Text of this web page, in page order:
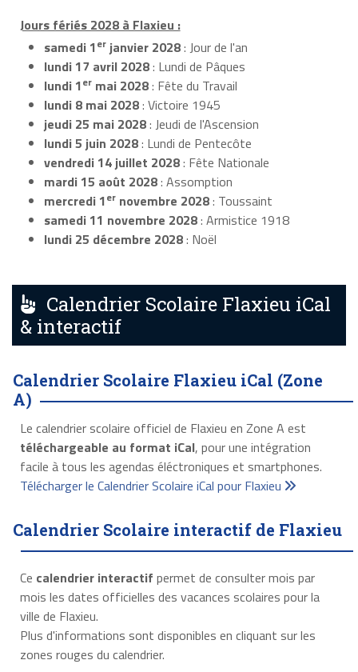
Jours fériés 2028 à Flaxieu :
samedi 1er janvier 2028: Jour de l'an
lundi 17 avril 2028: Lundi de Pâques
lundi 1er mai 2028: Fête du Travail
lundi 8 mai 2028: Victoire 1945
jeudi 25 mai 2028: Jeudi de l'Ascension
lundi 5 juin 2028: Lundi de Pentecôte
vendredi 14 juillet 2028: Fête Nationale
mardi 15 août 2028: Assomption
mercredi 1er novembre 2028: Toussaint
samedi 11 novembre 2028: Armistice 1918
lundi 25 décembre 2028: Noël
Calendrier Scolaire Flaxieu iCal
& interactif
Calendrier Scolaire Flaxieu iCal (Zone
A)
Le calendrier scolaire officiel de Flaxieu en Zone A est
téléchargeable au format iCal, pour une intégration
facile à tous les agendas éléctroniques et smartphones.
Télécharger le Calendrier Scolaire iCal pour Flaxieu
Calendrier Scolaire interactif de Flaxieu
Ce calendrier interactif permet de consulter mois par
mois les dates officielles des vacances scolaires pour la
ville de Flaxieu.
Plus d'informations sont disponibles en cliquant sur les
zones rouges du calendrier.